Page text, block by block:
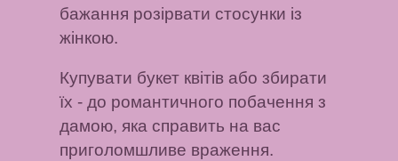
бажання розірвати стосунки із
жінкою.
Купувати букет квітів або збирати
їх - до романтичного побачення з
дамою, яка справить на вас
приголомшливе враження.